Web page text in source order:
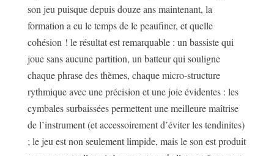
son jeu puisque depuis douze ans maintenant, la
formation a eu le temps de le peaufiner, et quelle
cohésion ! le résultat est remarquable : un bassiste qui
joue sans aucune partition, un batteur qui souligne
chaque phrase des thèmes, chaque micro-structure
rythmique avec une précision et une joie évidentes : les
cymbales surbaissées permettent une meilleure maîtrise
de l’instrument (et accessoirement d’éviter les tendinites)
; le jeu est non seulement limpide, mais le son est produit